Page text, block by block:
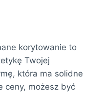
korytowanie to
Twojej
która ma solidne
ceny, możesz być